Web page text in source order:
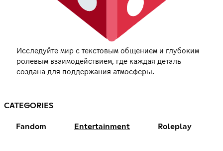
Исследуйте мир с текстовым общением и глубоким
ролевым взаимодействием, где каждая деталь
создана для поддержания атмосферы.
CATEGORIES
Fandom Entertainment Roleplay